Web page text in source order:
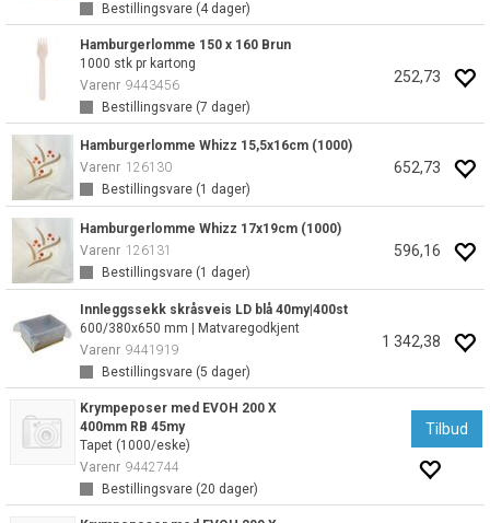
Bestillingsvare (4dager)
Hamburgerlomme 150 x 160 Brun
1000 stk pr kartong
Varenr 9443456
Bestillingsvare (7 dager)
252,73
Hamburgerlomme Whizz 15,5x16cm (1000)
Varenr 126130
Bestillingsvare (1 dager)
652,73
Hamburgerlomme Whizz 17x19cm (1000)
Varenr 126131
Bestillingsvare (1 dager)
596,16
Innleggssekk skråsveis LD blå 40my|400st
600/380x650 mm | Matvaregodkjent
Varenr 9441919
Bestillingsvare (5 dager)
1 342,38
Krympeposer med EVOH 200 X
400mm RB 45my
Tapet (1000/eske)
Varenr 9442744
Bestillingsvare (20 dager)
Tilbud